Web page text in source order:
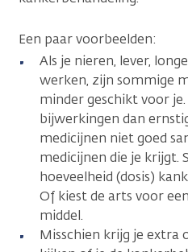
Een paar voorbeelden:
Als je nieren, lever,
werken, zijn sommige
minder geschikt voor
bijwerkingen dan
medicijnen niet goed
medicijnen die je krijgt.
hoeveelheid (dosis)
Of kiest de arts voor
middel.
Misschien krijg je extra